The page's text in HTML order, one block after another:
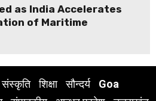
as India Accelerates
of Maritime
संस्कृति शिक्षा सौन्दर्य
Goa